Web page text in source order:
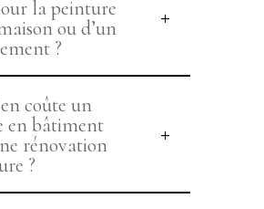
la peinture
ou d’un
?
coûte un
en bâtiment
rénovation
?